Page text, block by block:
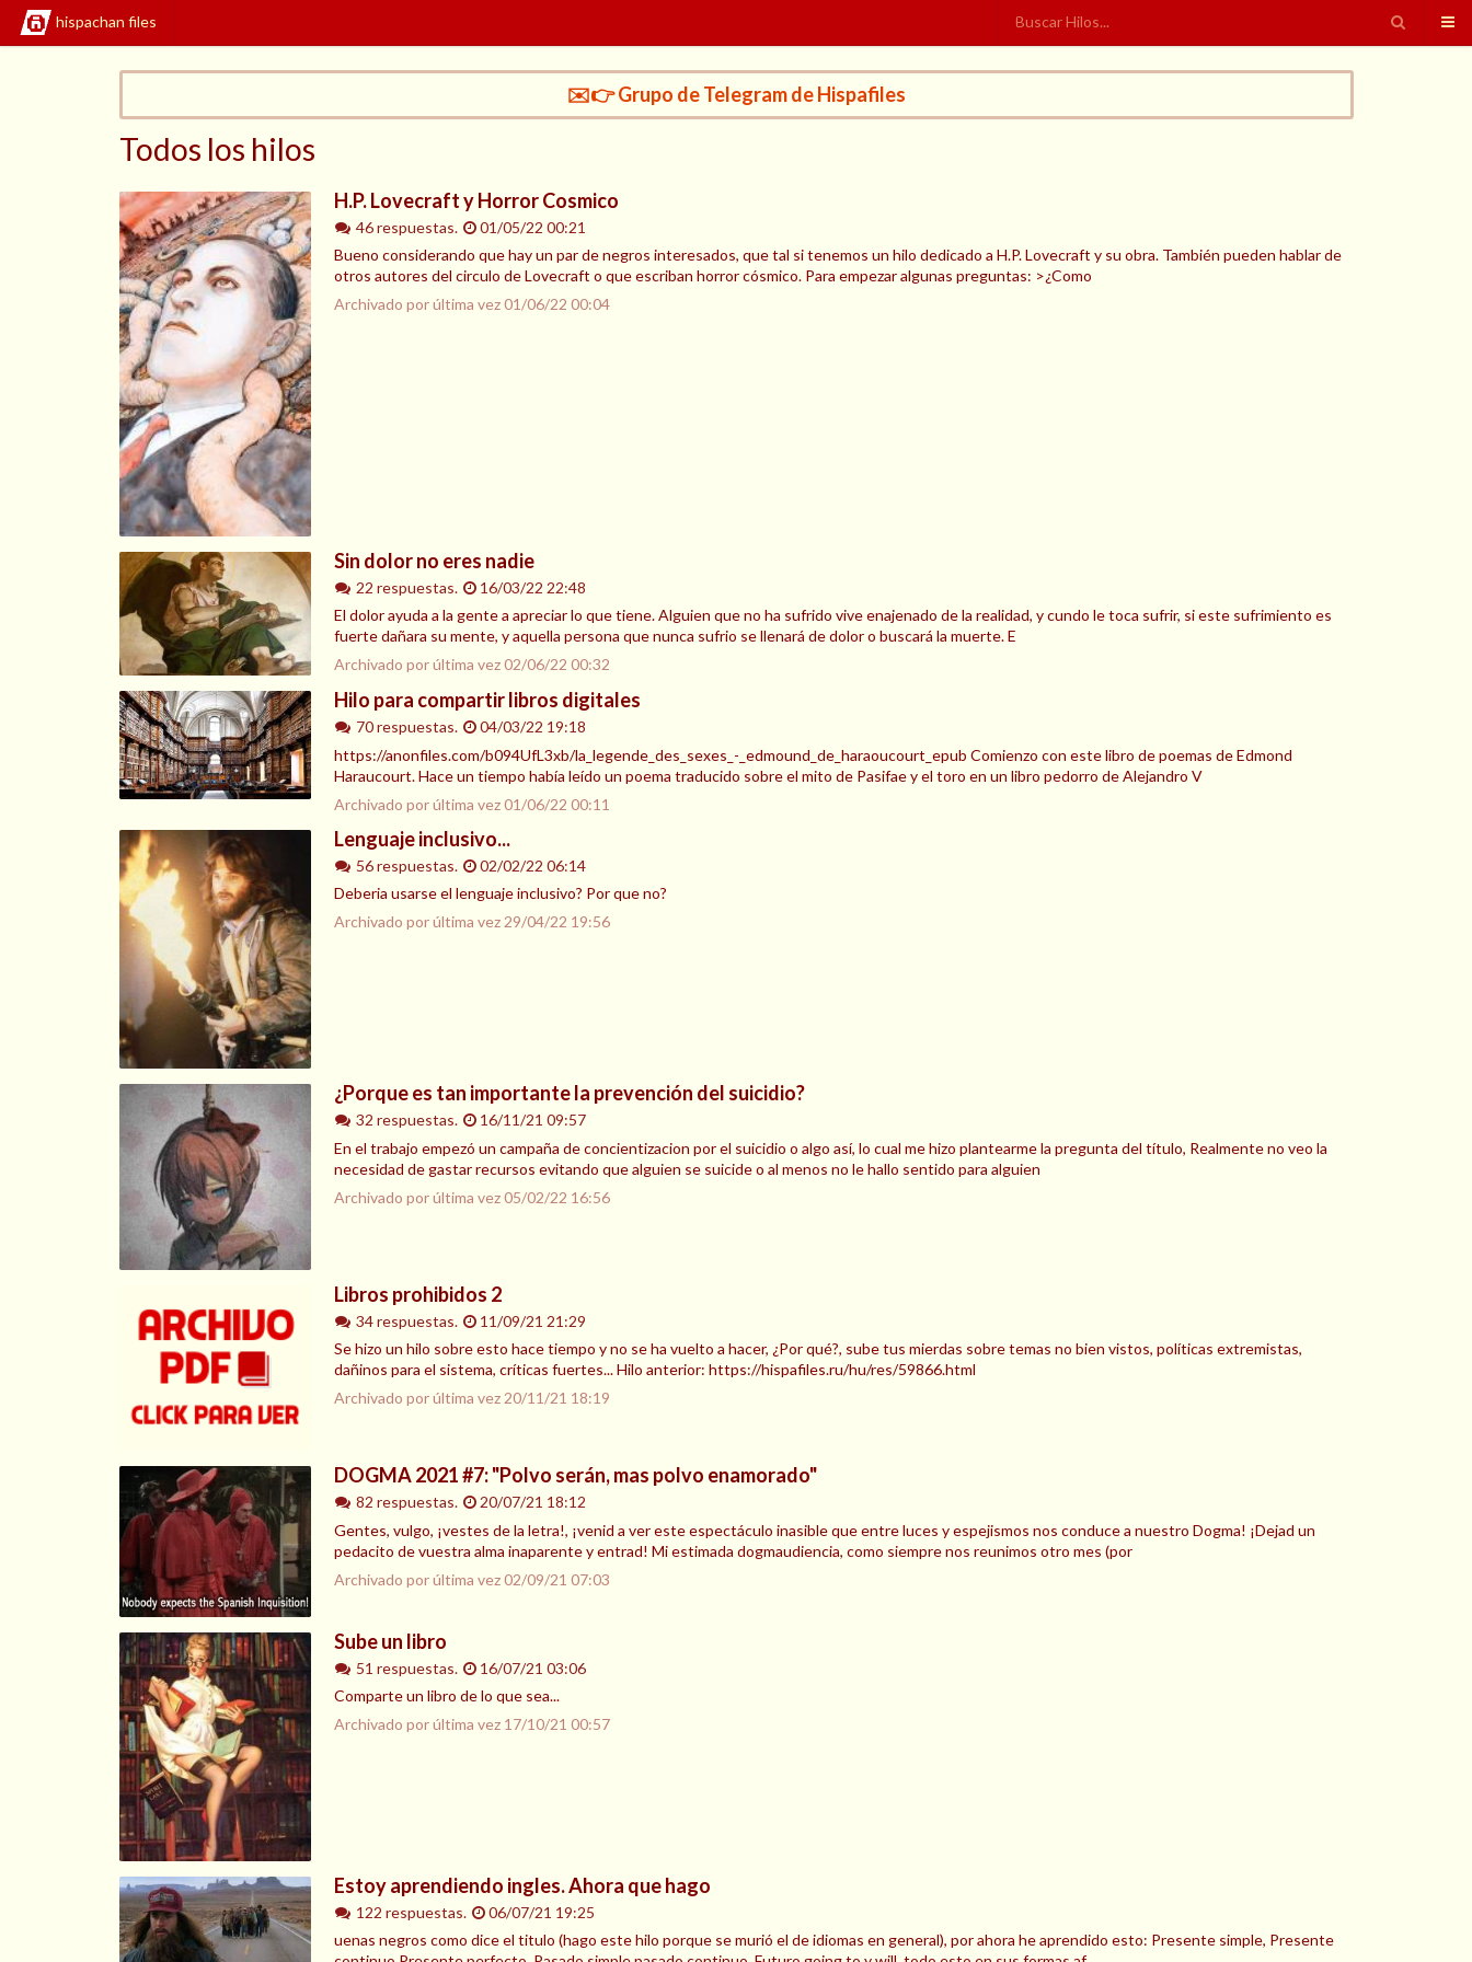
hispachan files
✉️👉 Grupo de Telegram de Hispafiles
Todos los hilos
H.P. Lovecraft y Horror Cosmico
46 respuestas.
01/05/22 00:21
Bueno considerando que hay un par de negros interesados, que tal si tenemos un hilo dedicado a H.P. Lovecraft y su obra. También pueden hablar de
otros autores del circulo de Lovecraft o que escriban horror cósmico. Para empezar algunas preguntas: >¿Como
Archivado por última vez01/06/22 00:04
Sin dolor no eres nadie
22 respuestas.
16/03/22 22:48
El dolor ayuda a la gente a apreciar lo que tiene. Alguien que no ha sufrido vive enajenado de la realidad, y cundo le toca sufrir, si este sufrimiento es
fuerte dañara su mente, y aquella persona que nunca sufrio se llenará de dolor o buscará la muerte. E
Archivado por última vez02/06/22 00:32
Hilo para compartir libros digitales
70 respuestas.
04/03/22 19:18
https://anonfiles.com/b094UfL3xb/la_legende_des_sexes_-_edmound_de_haraoucourt_epub Comienzo con este libro de poemas de Edmond
Haraucourt. Hace un tiempo había leído un poema traducido sobre el mito de Pasifae y el toro en un libro pedorro de Alejandro V
Archivado por última vez01/06/22 00:11
Lenguaje inclusivo...
56 respuestas.
02/02/22 06:14
Deberia usarse el lenguaje inclusivo? Por que no?
Archivado por última vez 29/04/22 19:56
¿Porque es tan importante la prevención del suicidio?
32 respuestas.
16/11/21 09:57
En el trabajo empezó un campaña de concientizacion por el suicidio o algo así, lo cual me hizo plantearme la pregunta del título, Realmente no veo la
necesidad de gastar recursos evitando que alguien se suicide o al menos no le hallo sentido para alguien
Archivado por última vez05/02/22 16:56
Libros prohibidos 2
34 respuestas.
11/09/21 21:29
Se hizo un hilo sobre esto hace tiempo y no se ha vuelto a hacer, ¿Por qué?, sube tus mierdas sobre temas no bien vistos, políticas extremistas,
dañinos para el sistema, críticas fuertes... Hilo anterior: https://hispafiles.ru/hu/res/59866.html
Archivado por última vez 20/11/21 18:19
DOGMA 2021 #7: "Polvo serán, mas polvo enamorado"
82 respuestas.
20/07/21 18:12
Gentes, vulgo, ¡vestes de la letra!, ¡venid a ver este espectáculo inasible que entre luces y espejismos nos conduce a nuestro Dogma! ¡Dejad un
pedacito de vuestra alma inaparente y entrad! Mi estimada dogmaudiencia, como siempre nos reunimos otro mes (por
Archivado por última vez02/09/21 07:03
Sube un libro
51 respuestas.
16/07/21 03:06
Comparte un libro de lo que sea...
Archivado por última vez 17/10/21 00:57
Estoy aprendiendo ingles. Ahora que hago
122 respuestas.
06/07/21 19:25
uenas negros como dice el titulo (hago este hilo porque se murió el de idiomas en general), por ahora he aprendido esto: Presente simple, Presente